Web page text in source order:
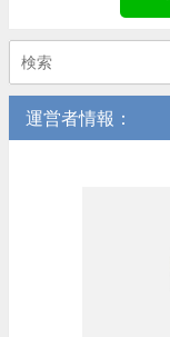
運営者情報：